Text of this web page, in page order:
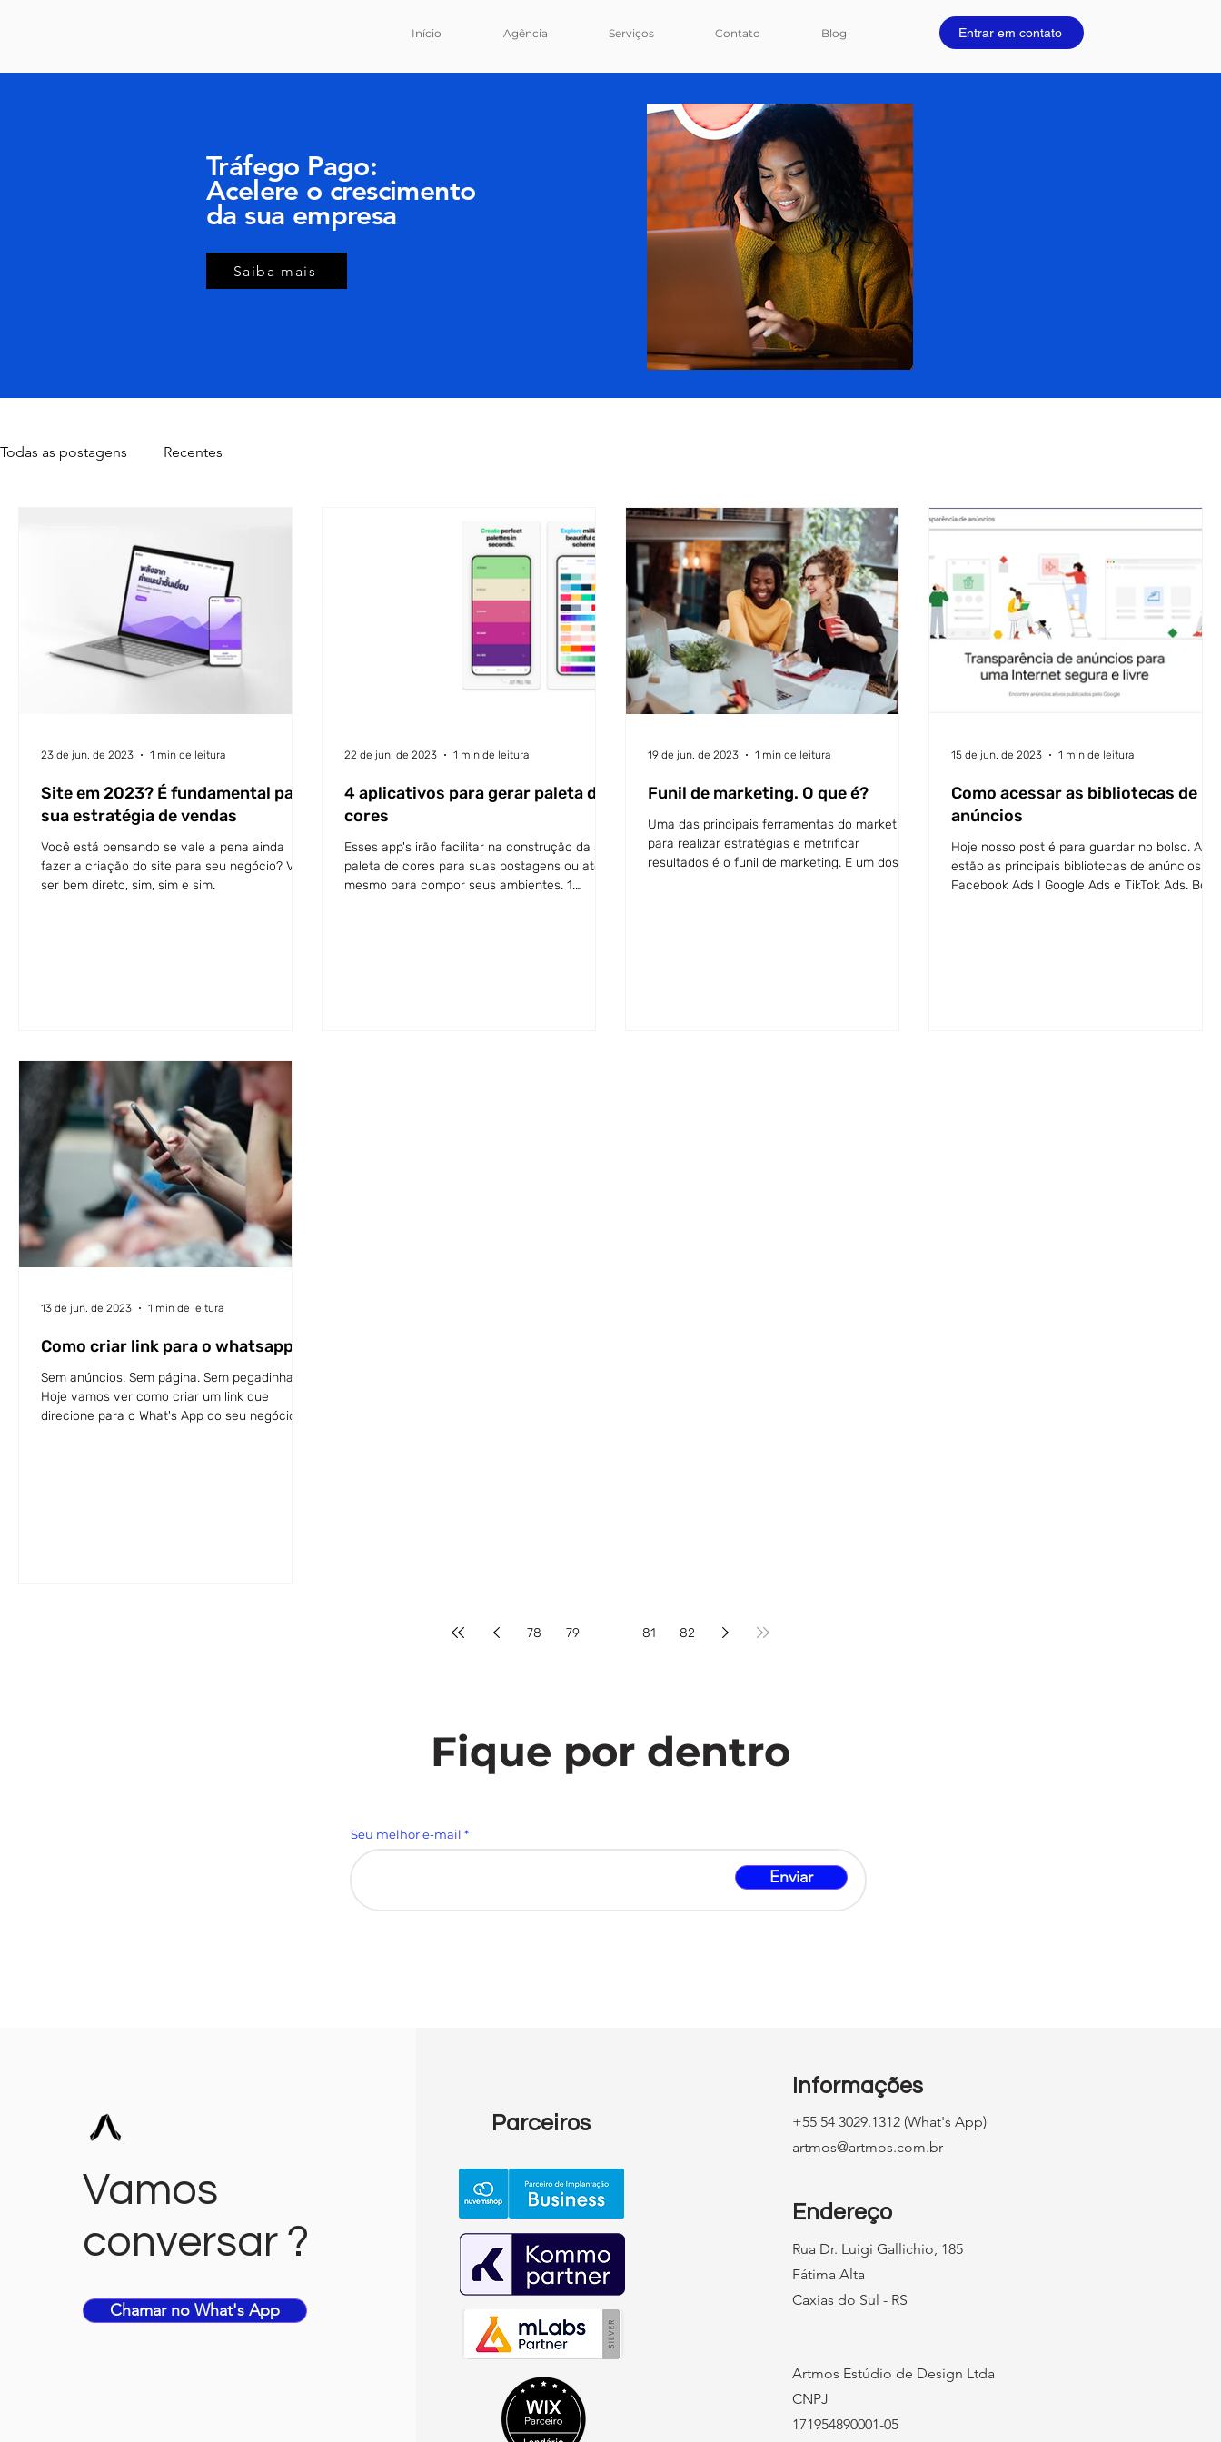
Início Agência Serviços Contato Blog Entrar em contato
Tráfego Pago:
Acelere o crescimento
da sua empresa
Saiba mais
Todas as postagens Recentes
Site em 2023? É fundamental para
sua estratégia de vendas
Você está pensando se vale a pena ainda
fazer a criação do site para seu negócio? Vou
ser bem direto, sim, sim e sim.
23 de jun. de 2023 1 min de leitura
4 aplicativos para gerar paleta de
cores
Esses app's irão facilitar na construção da sua
paleta de cores para suas postagens ou até
mesmo para compor seus ambientes. 1.
22 de jun. de 2023 1 min de leitura
Funil de marketing. O que é?
Uma das principais ferramentas do marketing
para realizar estratégias e metrificar
resultados é o funil de marketing. E um dos
19 de jun. de 2023 1 min de leitura
Como acessar as bibliotecas de
anúncios
Hoje nosso post é para guardar no bolso. Aqui
estão as principais bibliotecas de anúncios:
Facebook Ads I Google Ads e TikTok Ads. Bora
15 de jun. de 2023 1 min de leitura
Como criar link para o whatsapp
Sem anúncios. Sem página. Sem pegadinha.
Hoje vamos ver como criar um link que
direcione para o What's App do seu negócio. a
13 de jun. de 2023 1 min de leitura
78 79 81 82
Fique por dentro
Seu melhor e-mail
Enviar
Vamos
conversar ?
Chamar no What's App
Parceiros
Informações
+55 54 3029.1312 (What's App)
artmos@artmos.com.br
Endereço
Rua Dr. Luigi Gallichio, 185
Fátima Alta
Caxias do Sul - RS
Artmos Estúdio de Design Ltda
CNPJ
171954890001-05